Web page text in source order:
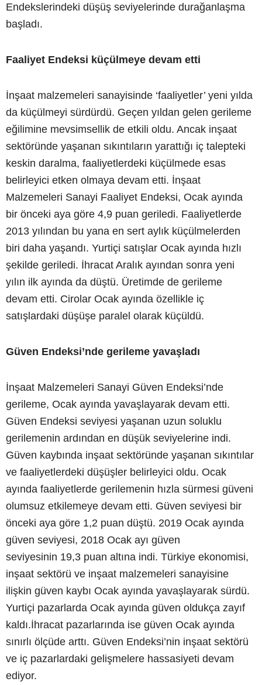
Endekslerindeki düşüş seviyelerinde durağanlaşma
başladı.
Faaliyet Endeksi küçülmeye devam etti
İnşaat malzemeleri sanayisinde ‘faaliyetler’ yeni yılda
da küçülmeyi sürdürdü. Geçen yıldan gelen gerileme
eğilimine mevsimsellik de etkili oldu. Ancak inşaat
sektöründe yaşanan sıkıntıların yarattığı iç talepteki
keskin daralma, faaliyetlerdeki küçülmede esas
belirleyici etken olmaya devam etti. İnşaat
Malzemeleri Sanayi Faaliyet Endeksi, Ocak ayında
bir önceki aya göre 4,9 puan geriledi. Faaliyetlerde
2013 yılından bu yana en sert aylık küçülmelerden
biri daha yaşandı. Yurtiçi satışlar Ocak ayında hızlı
şekilde geriledi. İhracat Aralık ayından sonra yeni
yılın ilk ayında da düştü. Üretimde de gerileme
devam etti. Cirolar Ocak ayında özellikle iç
satışlardaki düşüşe paralel olarak küçüldü.
Güven Endeksi’nde gerileme yavaşladı
İnşaat Malzemeleri Sanayi Güven Endeksi’nde
gerileme, Ocak ayında yavaşlayarak devam etti.
Güven Endeksi seviyesi yaşanan uzun soluklu
gerilemenin ardından en düşük seviyelerine indi.
Güven kaybında inşaat sektöründe yaşanan sıkıntılar
ve faaliyetlerdeki düşüşler belirleyici oldu. Ocak
ayında faaliyetlerde gerilemenin hızla sürmesi güveni
olumsuz etkilemeye devam etti. Güven seviyesi bir
önceki aya göre 1,2 puan düştü. 2019 Ocak ayında
güven seviyesi, 2018 Ocak ayı güven
seviyesinin 19,3 puan altına indi. Türkiye ekonomisi,
inşaat sektörü ve inşaat malzemeleri sanayisine
ilişkin güven kaybı Ocak ayında yavaşlayarak sürdü.
Yurtiçi pazarlarda Ocak ayında güven oldukça zayıf
kaldı.İhracat pazarlarında ise güven Ocak ayında
sınırlı ölçüde arttı. Güven Endeksi’nin inşaat sektörü
ve iç pazarlardaki gelişmelere hassasiyeti devam
ediyor.